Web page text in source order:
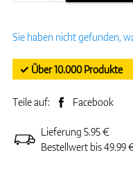
Sie haben nicht gefunden,
✓ Über 10.000 Produkte
Teile auf: Facebook
Lieferung 5.95 €
Bestellwert bis 49.99